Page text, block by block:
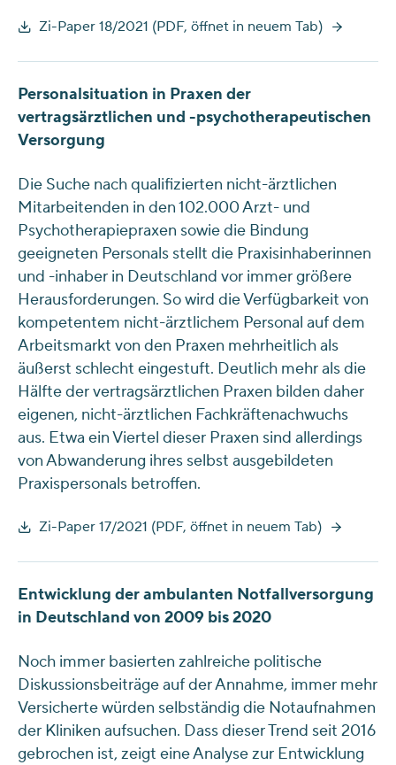
Zi-Paper 18/2021 (PDF, öffnet in neuem Tab)
Personalsituation in Praxen der
vertragsärztlichen und -psychotherapeutischen
Versorgung
Die Suche nach qualifizierten nicht-ärztlichen
Mitarbeitenden in den 102.000 Arzt- und
Psychotherapiepraxen sowie die Bindung
geeigneten Personals stellt die Praxisinhaberinnen
und -inhaber in Deutschland vor immer größere
Herausforderungen. So wird die Verfügbarkeit von
kompetentem nicht-ärztlichem Personal auf dem
Arbeitsmarkt von den Praxen mehrheitlich als
äußerst schlecht eingestuft. Deutlich mehr als die
Hälfte der vertragsärztlichen Praxen bilden daher
eigenen, nicht-ärztlichen Fachkräftenachwuchs
aus. Etwa ein Viertel dieser Praxen sind allerdings
von Abwanderung ihres selbst ausgebildeten
Praxispersonals betroffen.
Zi-Paper 17/2021 (PDF, öffnet in neuem Tab)
Entwicklung der ambulanten Notfallversorgung
in Deutschland von 2009 bis 2020
Noch immer basierten zahlreiche politische
Diskussionsbeiträge auf der Annahme, immer mehr
Versicherte würden selbständig die Notaufnahmen
der Kliniken aufsuchen. Dass dieser Trend seit 2016
gebrochen ist, zeigt eine Analyse zur Entwicklung